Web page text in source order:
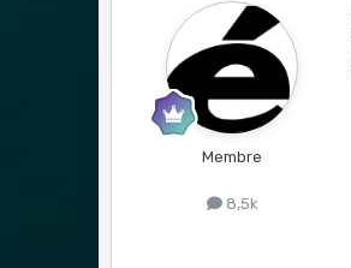
Membre
8,5k